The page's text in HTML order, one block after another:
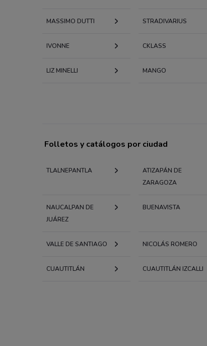
MASSIMO DUTTI STRADIVARIUS
IVONNE CKLASS
LIZ MINELLI MANGO
Folletos y catálogos por ciudad
TLALNEPANTLA
ATIZAPÁN DE
ZARAGOZA
NAUCALPAN DE
JUÁREZ
BUENAVISTA
VALLE DE SANTIAGO NICOLÁS ROMERO
CUAUTITLÁN CUAUTITLÁN IZCALLI